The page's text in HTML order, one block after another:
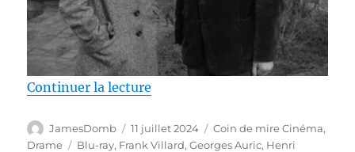
Continuer la lecture
Auteur
JamesDomb
Publié
le
11 juillet 2024 Catégories
Coin de mire Cinéma,
Drame
Étiquettes
Blu-ray, Frank Villard,Georges Auric, Henri